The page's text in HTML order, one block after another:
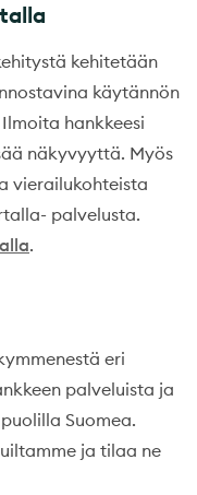
kehitetään
käytännön
hankkeesi
näkyvyyttä. Myös
vierailukohteista
palvelusta.
.
eri
palveluista ja
Suomea.
ja tilaa ne